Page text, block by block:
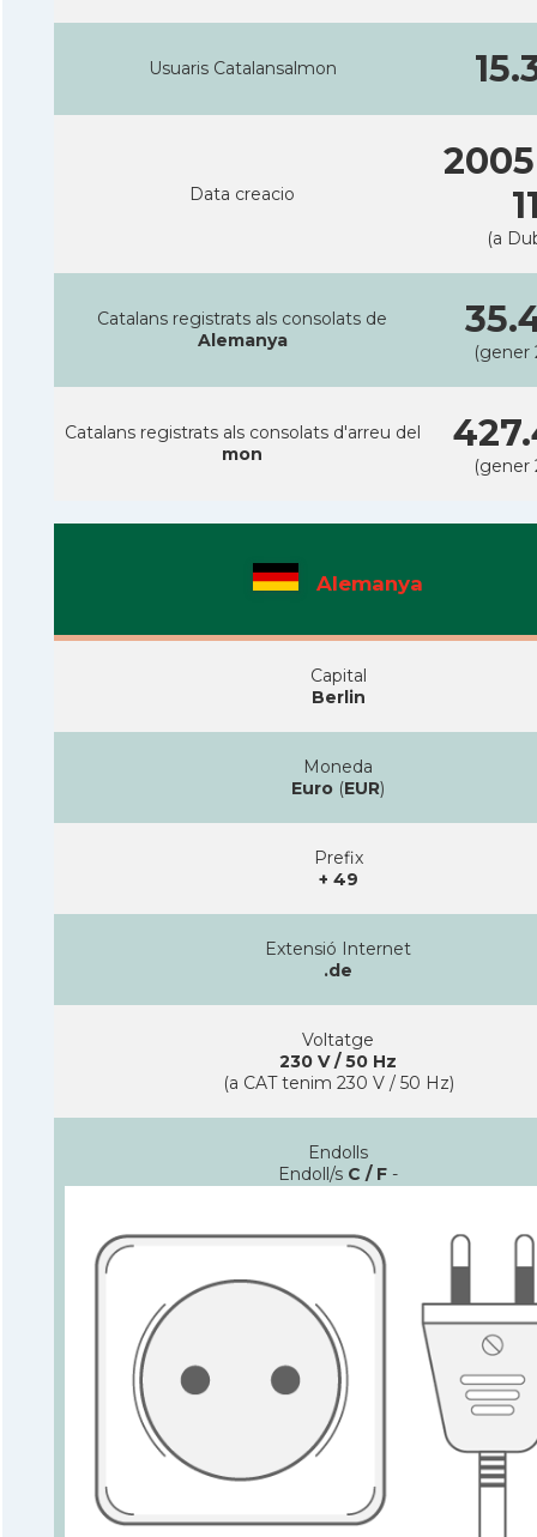
Usuaris Catalansalmon
Data creacio
(a
Catalans registrats als consolats de
Alemanya
(gener
Catalans registrats als consolats d'arreu del
mon
(gener
Alemanya
Capital
Berlin
Moneda
Euro (EUR)
Prefix
+ 49
Extensió Internet
.de
Voltatge
230 V / 50 Hz
(a CAT tenim 230 V / 50 Hz)
Endolls
Endoll/s C / F -